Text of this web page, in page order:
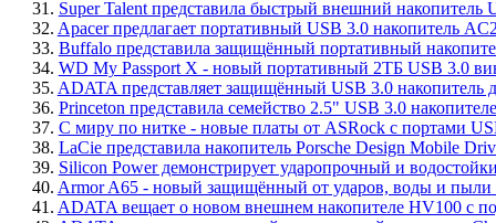
31. Super Talent представила быстрый внешний накопитель
32. Apacer предлагает портативный USB 3.0 накопитель
33. Buffalo представила защищённый портативный
34. WD My Passport X - новый портативный 2ТБ USB 3.0
35. ADATA представляет защищённый USB 3.0 накопитель
36. Princeton представила семейство 2.5" USB 3.0
37. С миру по нитке - новые платы от ASRock с портами
38. LaCie представила накопитель Porsche Design Mobile
39. Silicon Power демонстрирует ударопрочный и
40. Armor A65 - новый защищённый от ударов, воды и пыли
41. ADATA вещает о новом внешнем накопителе HV100 с